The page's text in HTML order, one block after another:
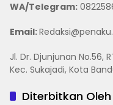
WA/Telegram:
Email:
Jl. Dr. Djunjunan No.56,
Kec. Sukajadi, Kota
Diterbitkan Oleh